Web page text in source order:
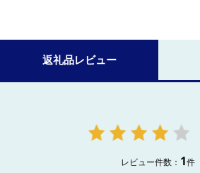
返礼品レビュー
レビュー件数： 1件